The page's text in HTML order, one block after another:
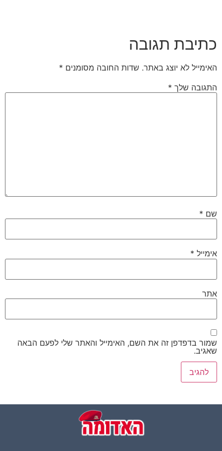
כתיבת תגובה
האימייל לא יוצג באתר. שדות החובה מסומנים *
התגובה שלך *
שם *
אימייל *
אתר
שמור בדפדפן זה את השם, האימייל והאתר שלי לפעם הבאה
שאגיב.